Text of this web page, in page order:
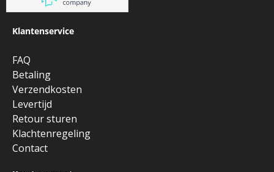
Klantenservice
FAQ
Betaling
Verzendkosten
Levertijd
Retour sturen
Klachtenregeling
Contact